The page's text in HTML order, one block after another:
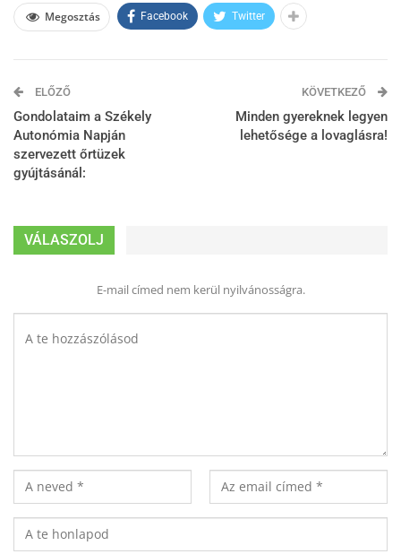
Megosztás Facebook Twitter
ELŐZŐ
Gondolataim a Székely
Autonómia Napján
szervezett őrtüzek
gyújtásánál:
KÖVETKEZŐ
Minden gyereknek legyen
lehetősége a lovaglásra!
VÁLASZOLJ
E-mail címed nem kerül nyilvánosságra.